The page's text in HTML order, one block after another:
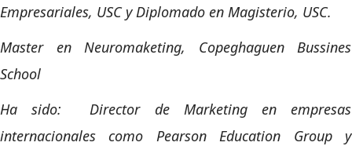
Empresariales, USC y Diplomado en Magisterio, USC.
Master en Neuromaketing, Copeghaguen Bussines
School
Ha sido: Director de Marketing en empresas
internacionales como Pearson Education Group y